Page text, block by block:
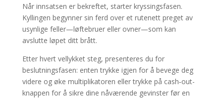
Når innsatsen er bekreftet, starter kryssingsfasen.
Kyllingen begynner sin ferd over et rutenett preget av
usynlige feller—løftebruer eller ovner—som kan
avslutte løpet ditt brått.
Etter hvert vellykket steg, presenteres du for
beslutningsfasen: enten trykke igjen for å bevege deg
videre og øke multiplikatoren eller trykke på cash‑out-
knappen for å sikre dine nåværende gevinster før en